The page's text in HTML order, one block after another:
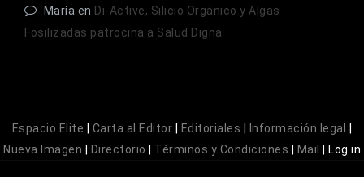
María en Di-Active, Silicio Orgánico y Algas
Fosilizadas patrocina a Salud Digna
Espacio Elite Carta al Editor Editoriales Información legal
Nueva Imagen
Directorio Términos y Condiciones Mail Log in